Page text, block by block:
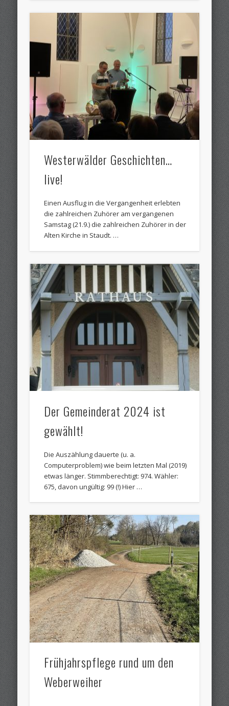
Westerwälder Geschichten…
live!
Einen Ausflug in die Vergangenheit erlebten
die zahlreichen Zuhörer am vergangenen
Samstag (21.9.) die zahlreichen Zuhörer in der
Alten Kirche in Staudt. …
Der Gemeinderat 2024 ist
gewählt!
Die Auszählung dauerte (u. a.
Computerproblem) wie beim letzten Mal (2019)
etwas länger. Stimmberechtigt: 974. Wähler:
675, davon ungültig: 99 (!) Hier …
Frühjahrspflege rund um den
Weberweiher